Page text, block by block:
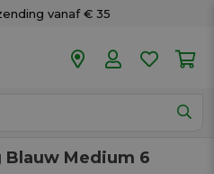
vanaf € 35
50 winkels
Blauw Medium 6